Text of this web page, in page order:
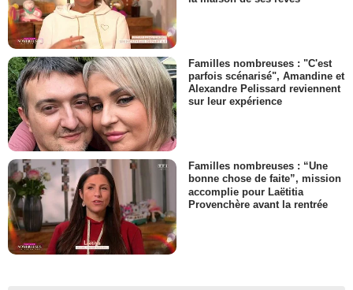
Familles nombreuses : "C'est
parfois scénarisé", Amandine et
Alexandre Pelissard reviennent
sur leur expérience
Familles nombreuses : “Une
bonne chose de faite”, mission
accomplie pour Laëtitia
Provenchère avant la rentrée